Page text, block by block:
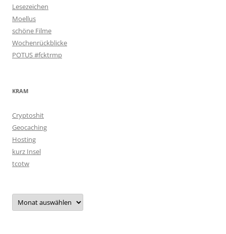
Lesezeichen
Moellus
schöne Filme
Wochenrückblicke
POTUS #fcktrmp
KRAM
Cryptoshit
Geocaching
Hosting
kurz Insel
tcotw
Archiv